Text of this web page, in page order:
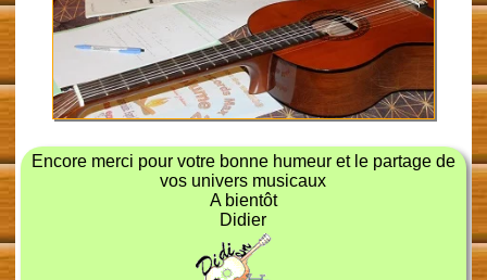
Encore merci pour votre bonne humeur et le partage de
vos univers musicaux
A bientôt
Didier